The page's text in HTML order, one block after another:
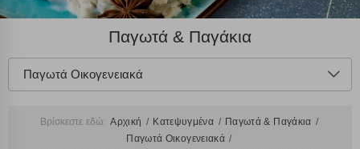
Παγωτά & Παγάκια
Παγωτά Οικογενειακά
Βρίσκεστε εδώ: Αρχική Κατεψυγμένα
Παγωτά & Παγάκια
Παγωτά Οικογενειακά